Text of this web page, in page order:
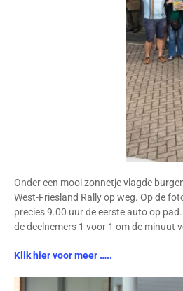
Onder een mooi zonnetje vlagde
West-Friesland Rally op weg. Op de
precies 9.00 uur de eerste auto op
de deelnemers 1 voor 1 om de minuut
Klik hier voor meer …..